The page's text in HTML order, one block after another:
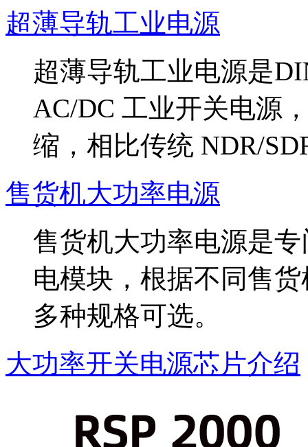
超薄导轨工业电源
超薄导轨工业电源是
AC/DC 工业开关电源
缩，相比传统 NDR/
售货机大功率电源
售货机大功率电源是
电模块，根据不同售
多种规格可选。
大功率开关电源芯片介绍